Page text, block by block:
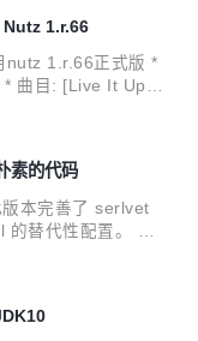
的 nutzboot 版哦
1.r.66
nutz 1.r.66正式版 *
* 曲目: [Live It Up]
使用nutz 1.r.66
素的代码
本完善了 serlvet
替代性配置。 时
页面等页面 http
为jetty/underto